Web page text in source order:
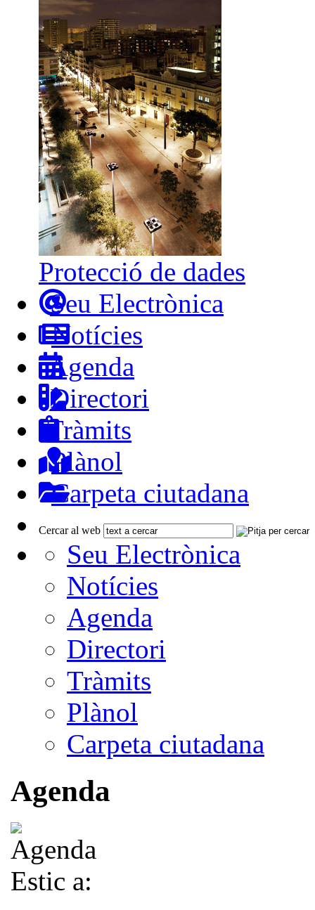
Protecció de dades
Seu Electrònica
Notícies
Agenda
Directori
Tràmits
Plànol
Carpeta ciutadana
Cercar al web
Seu Electrònica
Notícies
Agenda
Directori
Tràmits
Plànol
Carpeta ciutadana
Agenda
Estic a: